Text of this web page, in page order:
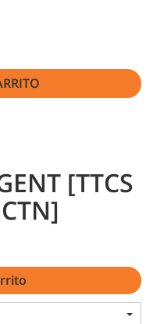
[TTCS